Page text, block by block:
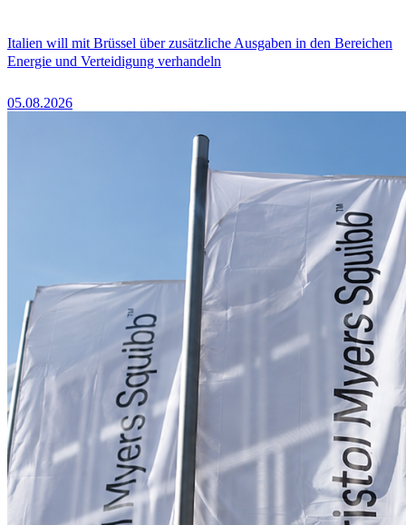
Italien will mit Brüssel über zusätzliche Ausgaben in den Bereichen
Energie und Verteidigung verhandeln
05.08.2026